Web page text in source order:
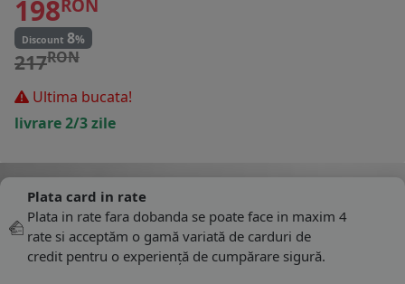
198RON
Discount 8%
217RON
Ultima bucata!
livrare 2/3 zile
Plata card in rate
Plata in rate fara dobanda se poate face in maxim 4
rate si acceptăm o gamă variată de carduri de
credit pentru o experiență de cumpărare sigură.